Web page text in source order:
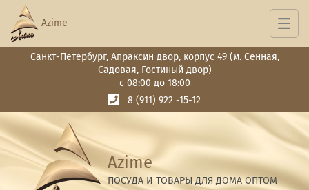
Санкт-Петербург, Апраксин двор, корпус 49 (м. Сенная,
Садовая, Гостиный двор)
с 08:00 до 18:00
8 (911) 922 -15-12
Azime
ПОСУДА И ТОВАРЫ ДЛЯ ДОМА ОПТОМ
Azime